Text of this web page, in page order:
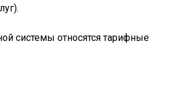
системы относятся тарифные